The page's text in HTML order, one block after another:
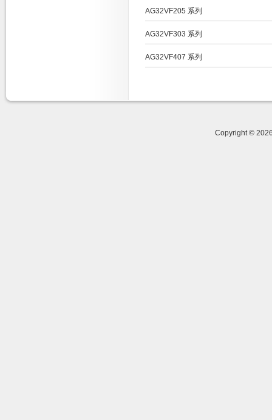
AG32VF205 系列
AG32VF303 系列
AG32VF407 系列
Copyright ©